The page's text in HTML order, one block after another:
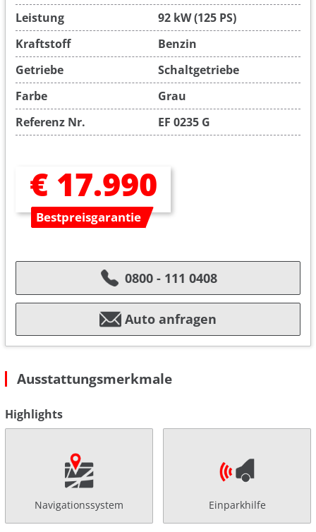
Leistung
92 kW (125 PS)
Kraftstoff
Benzin
Getriebe
Schaltgetriebe
Farbe
Grau
Referenz Nr.
EF 0235 G
€ 17.990
Bestpreisgarantie
0800 - 111 0408
Auto anfragen
Ausstattungsmerkmale
Highlights
Navigationssystem Einparkhilfe